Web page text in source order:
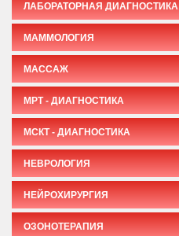
ЛАБОРАТОРНАЯ ДИАГНОСТИКА
МАММОЛОГИЯ
МАССАЖ
МРТ - ДИАГНОСТИКА
МСКТ - ДИАГНОСТИКА
НЕВРОЛОГИЯ
НЕЙРОХИРУРГИЯ
ОЗОНОТЕРАПИЯ